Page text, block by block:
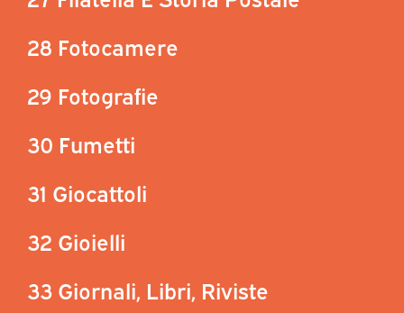
28 Fotocamere
29 Fotografie
30 Fumetti
31 Giocattoli
32 Gioielli
33 Giornali, Libri, Riviste